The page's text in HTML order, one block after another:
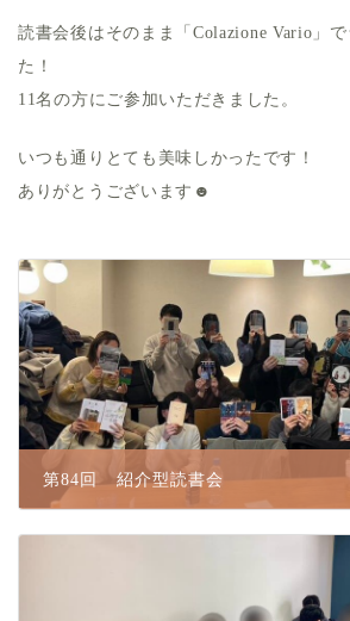
読書会後はそのまま「Colazione Vario」
た！
11名の方にご参加いただきました。
いつも通りとても美味しかったです！
ありがとうございます☻
第84回 紹介型読書会